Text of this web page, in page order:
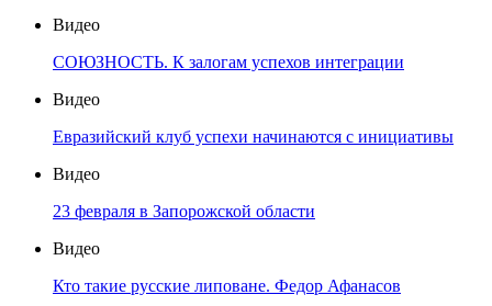
Видео
СОЮЗНОСТЬ. К залогам успехов интеграции
Видео
Евразийский клуб успехи начинаются с инициативы
Видео
23 февраля в Запорожской области
Видео
Кто такие русские липоване. Федор Афанасов